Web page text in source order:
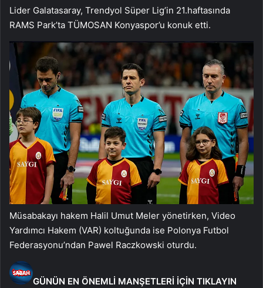
Lider Galatasaray, Trendyol Süper Lig’in 21.haftasında
RAMS Park’ta TÜMOSAN Konyaspor’u konuk etti.
Müsabakayı hakem Halil Umut Meler yönetirken, Video
Yardımcı Hakem (VAR) koltuğunda ise Polonya Futbol
Federasyonu’ndan Pawel Raczkowski oturdu.
GÜNÜN EN ÖNEMLİ MANŞETLERİ İÇİN TIKLAYIN